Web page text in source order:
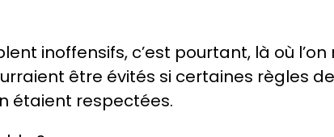
inoffensifs, c’est pourtant, là où l’on
être évités si certaines règles de
étaient respectées.